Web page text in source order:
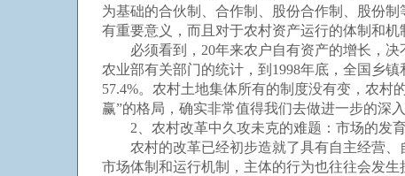
为基础的合伙制、合作制、股份合作制、股份
有重要意义，而且对于农村资产运行的体制和机
必须看到，20年来农户自有资产的增长，决
农业部有关部门的统计，到1998年底，全国乡
57.4%。农村土地集体所有的制度没有变，农村
赢”的格局，确实非常值得我们去做进一步的深入
2、农村改革中久攻未克的难题：市场的发
农村的改革已经初步造就了具有自主经营、
市场体制和运行机制，主体的行为也往往会发